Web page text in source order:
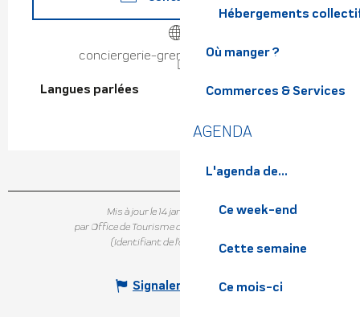
Hébergements
Où manger ?
Commerces & Services
AGENDA
L'agenda de...
Ce week-end
Cette semaine
Ce mois-ci
conciergerie-grenoble-sommets.fr
Langues parlées
Langues parlées
Mis à jour le 14 janvier 2026 à 15:54
par Office de Tourisme de Belledonne Chartreuse
(Identifiant de l'offre :
7440554
Signaler une erreur